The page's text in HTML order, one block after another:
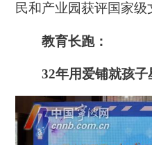
民和产业园获评国家级
教育长跑：
32年用爱铺就孩子